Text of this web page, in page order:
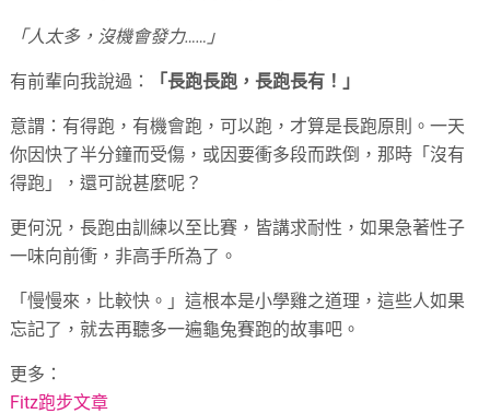
「人太多，沒機會發力……」
有前輩向我說過： 「長跑長跑，長跑長有！」
意謂：有得跑，有機會跑，可以跑，才算是長跑原則。一天
你因快了半分鐘而受傷，或因要衝多段而跌倒，那時「沒有
得跑」，還可說甚麼呢？
更何況，長跑由訓練以至比賽，皆講求耐性，如果急著性子
一味向前衝，非高手所為了。
「慢慢來，比較快。」這根本是小學雞之道理，這些人如果
忘記了，就去再聽多一遍龜兔賽跑的故事吧。
更多：
Fitz跑步文章